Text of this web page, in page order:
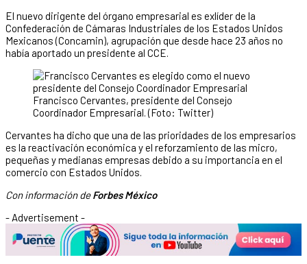
El nuevo dirigente del órgano empresarial es exlíder de la
Confederación de Cámaras Industriales de los Estados Unidos
Mexicanos (Concamin), agrupación que desde hace 23 años no
había aportado un presidente al CCE.
Francisco Cervantes, presidente del Consejo
Coordinador Empresarial. (Foto: Twitter)
Cervantes ha dicho que una de las prioridades de los empresarios
es la reactivación económica y el reforzamiento de las micro,
pequeñas y medianas empresas debido a su importancia en el
comercio con Estados Unidos.
Con información deForbes México
- Advertisement -